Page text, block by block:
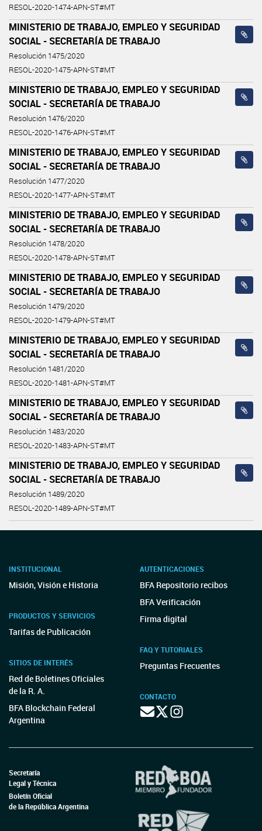
RESOL-2020-1474-APN-ST#MT
MINISTERIO DE TRABAJO, EMPLEO Y SEGURIDAD
SOCIAL - SECRETARÍA DE TRABAJO
Resolución 1475/2020
RESOL-2020-1475-APN-ST#MT
MINISTERIO DE TRABAJO, EMPLEO Y SEGURIDAD
SOCIAL - SECRETARÍA DE TRABAJO
Resolución 1476/2020
RESOL-2020-1476-APN-ST#MT
MINISTERIO DE TRABAJO, EMPLEO Y SEGURIDAD
SOCIAL - SECRETARÍA DE TRABAJO
Resolución 1477/2020
RESOL-2020-1477-APN-ST#MT
MINISTERIO DE TRABAJO, EMPLEO Y SEGURIDAD
SOCIAL - SECRETARÍA DE TRABAJO
Resolución 1478/2020
RESOL-2020-1478-APN-ST#MT
MINISTERIO DE TRABAJO, EMPLEO Y SEGURIDAD
SOCIAL - SECRETARÍA DE TRABAJO
Resolución 1479/2020
RESOL-2020-1479-APN-ST#MT
MINISTERIO DE TRABAJO, EMPLEO Y SEGURIDAD
SOCIAL - SECRETARÍA DE TRABAJO
Resolución 1481/2020
RESOL-2020-1481-APN-ST#MT
MINISTERIO DE TRABAJO, EMPLEO Y SEGURIDAD
SOCIAL - SECRETARÍA DE TRABAJO
Resolución 1483/2020
RESOL-2020-1483-APN-ST#MT
MINISTERIO DE TRABAJO, EMPLEO Y SEGURIDAD
SOCIAL - SECRETARÍA DE TRABAJO
Resolución 1489/2020
RESOL-2020-1489-APN-ST#MT
INSTITUCIONAL
Misión, Visión e Historia
PRODUCTOS Y SERVICIOS
Tarifas de Publicación
SITIOS DE INTERÉS
Red de Boletines Oficiales
de la R. A.
BFA Blockchain Federal
Argentina
AUTENTICACIONES
BFA Repositorio recibos
BFA Verificación
Firma digital
FAQ Y TUTORIALES
Preguntas Frecuentes
CONTACTO
Secretaría
Legal y Técnica
Boletín Oficial
de la República Argentina